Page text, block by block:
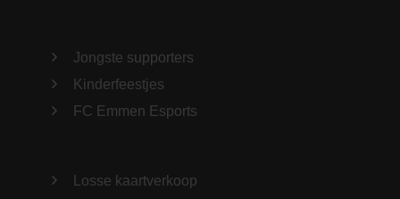
Jongste supporters
Kinderfeestjes
FC Emmen Esports
Losse kaartverkoop